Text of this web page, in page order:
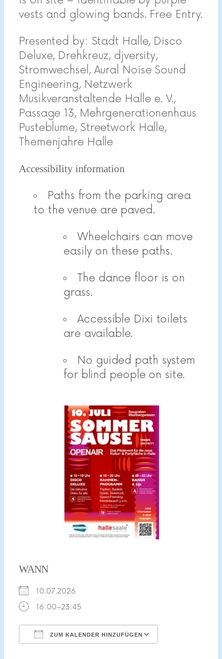
vests and glowing bands. Free Entry.
Presented by: Stadt Halle, Disco
Deluxe, Drehkreuz, djversity,
Stromwechsel, Aural Noise Sound
Engineering, Netzwerk
Musikveranstaltende Halle e. V.,
Passage 13, Mehrgenerationenhaus
Pusteblume, Streetwork Halle,
Themenjahre Halle
Accessibility information
Paths from the parking area
to the venue are paved.
Wheelchairs can move
easily on these paths.
The dance floor is on
grass.
Accessible Dixi toilets
are available.
No guided path system
for blind people on site.
WANN
10.07.2026
16:00–23:45
ZUM KALENDER HINZUFÜGEN